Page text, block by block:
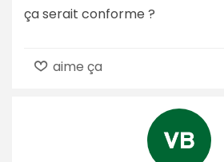
ça serait conforme ?
aime ça